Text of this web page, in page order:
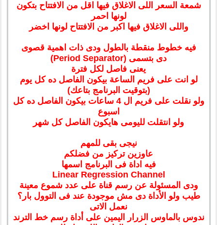
شمعة السعر اللى الاغلاق فيها اقل من الافتتاح بتكون
لونها احمر
واللى الاغلاق فيها اكبر من الافتتاح لونها اخضر
فيه خطوط منقطة بالطول ودى ذات اهمية قصوى
دى بتسمى (Period Separator)
يعنى فاصل لكل فترة
لو انت على فريم الساعة بيكون الفاصل ده كل يوم
(بتوقيت البرنامج بتاعك)
ولو نقلت على فريم ال 4 ساعات بيكون الفاصل ده كل
اسبوع
ولو انتقلت لليومى هايكون الفاصل كل شهر
نيجى بقى للمهم
عاوزين تركيز من فضلكم
فيه اداة فى البرنامج اسمها
Linear Regression Channel
ودى المسئولة عن رسم قناة على عدد شموع معينة
طيب ولو الأداة دى مش موجودة عند فى التوول بار؟
نعمل الاتى
ندوس بالماوس الزرار اليمين على أداة رسم خط الترند